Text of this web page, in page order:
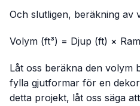
Och slutligen, beräkning av
Volym (ft³) = Djup (ft) ×
Låt oss beräkna den volym
fylla gjutformar för en
detta projekt, låt oss säga